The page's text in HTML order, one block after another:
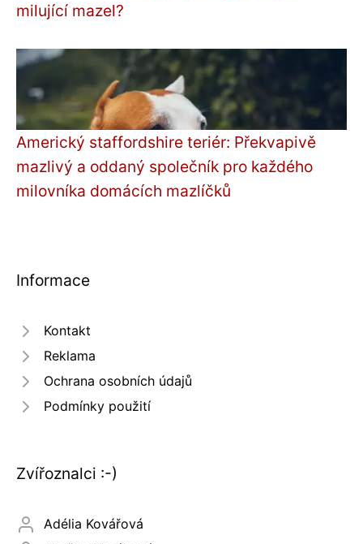
milující mazel?
Americký staffordshire teriér: Překvapivě
mazlivý a oddaný společník pro každého
milovníka domácích mazlíčků
Informace
Kontakt
Reklama
Ochrana osobních údajů
Podmínky použití
Zvířoznalci :-)
Adélia Kovářová